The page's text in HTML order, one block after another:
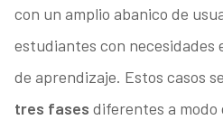
con un amplio abanico de
estudiantes con necesidades
de aprendizaje. Estos casos
tres fases diferentes a modo